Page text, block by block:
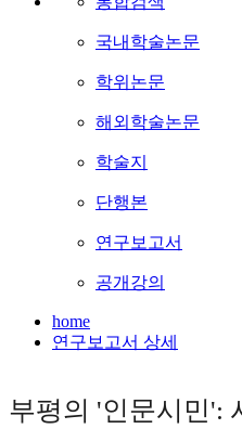
국내학술논문
학위논문
해외학술논문
학술지
단행본
연구보고서
공개강의
home
연구보고서 상세
부평의 '인문시민':